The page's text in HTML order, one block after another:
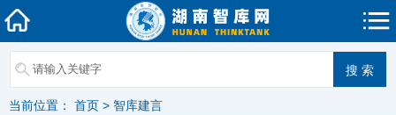
当前位置： 首页 > 智库建言